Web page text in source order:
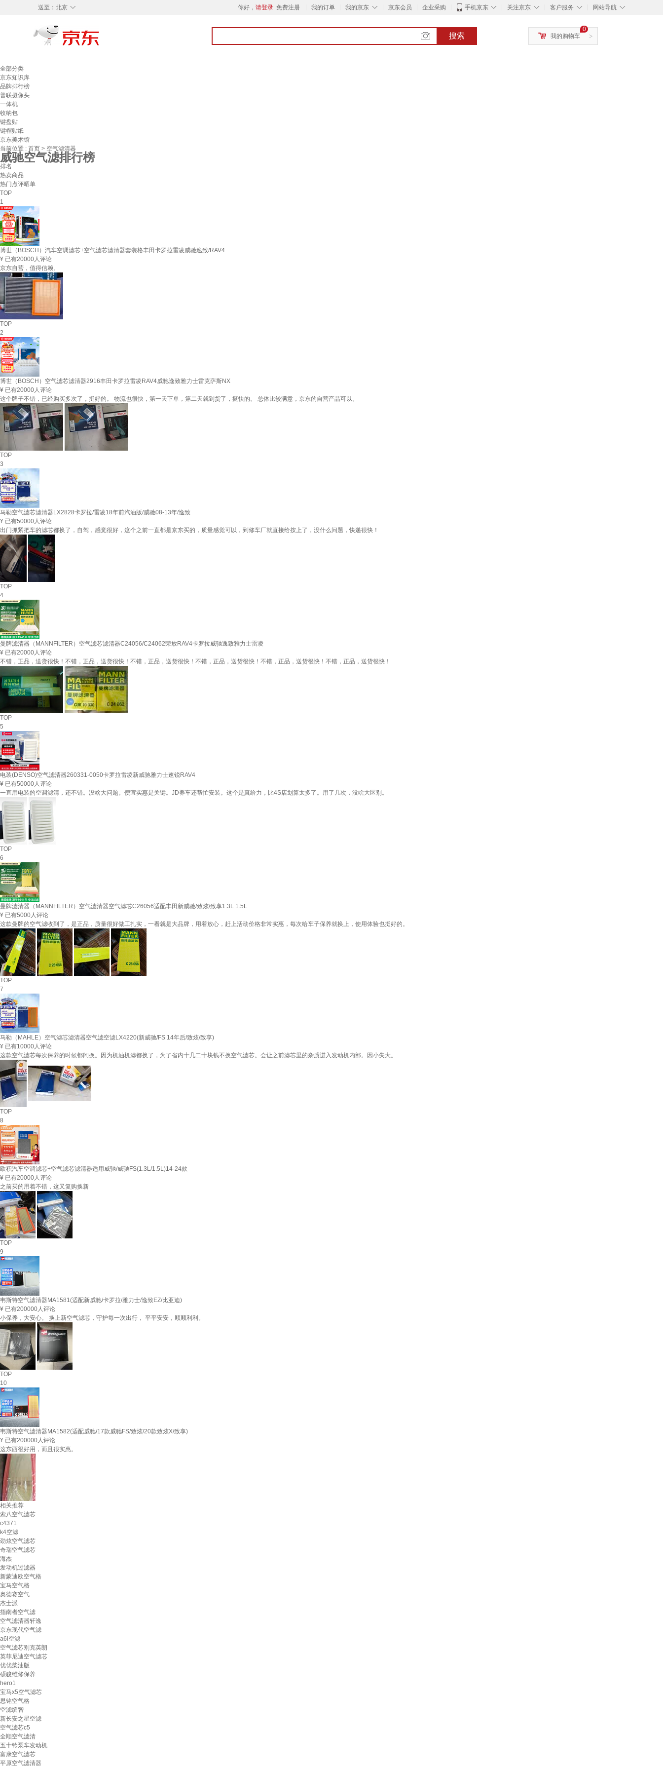
◇
送至： 北京 你好， 请登录 免费注册 我的订单 ◇
我的京东 京东会员 企业采购 ◇
手机京东 ◇
关注京东 ◇
客户服务 ◇
网站导航
搜索 >
0
我的购物车
全部分类
京东知识库
品牌排行榜
普联摄像头
一体机
收纳包
键盘贴
键帽贴纸
京东美术馆
当前位置 : 首页 > 空气滤清器
威驰空气滤排行榜
排名
热卖商品
热门点评晒单
TOP
1
博世（BOSCH）汽车空调滤芯+空气滤芯滤清器套装格丰田卡罗拉雷凌威驰逸致/RAV4
¥ 已有20000人评论
京东自营，值得信赖。
TOP
2
博世（BOSCH）空气滤芯滤清器2916丰田卡罗拉雷凌RAV4威驰逸致雅力士雷克萨斯NX
¥ 已有20000人评论
这个牌子不错，已经购买多次了，挺好的。 物流也很快，第一天下单，第二天就到货了，挺快的。 总体比较满意，京东的自营产品可以。
TOP
3
马勒空气滤芯滤清器LX2828卡罗拉/雷凌18年前汽油版/威驰08-13年/逸致
¥ 已有50000人评论
出门抓紧把车的滤芯都换了，自驾，感觉很好，这个之前一直都是京东买的，质量感觉可以，到修车厂就直接给按上了，没什么问题，快递很快！
TOP
4
曼牌滤清器（MANNFILTER）空气滤芯滤清器C24056/C24062荣放RAV4卡罗拉威驰逸致雅力士雷凌
¥ 已有20000人评论
不错，正品，送货很快！不错，正品，送货很快！不错，正品，送货很快！不错，正品，送货很快！不错，正品，送货很快！不错，正品，送货很快！
TOP
5
电装(DENSO)空气滤清器260331-0050卡罗拉雷凌新威驰雅力士速锐RAV4
¥ 已有50000人评论
一直用电装的空调滤清，还不错。没啥大问题。便宜实惠是关键。JD养车还帮忙安装。这个是真给力，比4S店划算太多了。用了几次，没啥大区别。
TOP
6
曼牌滤清器（MANNFILTER）空气滤清器空气滤芯C26056适配丰田新威驰/致炫/致享1.3L 1.5L
¥ 已有5000人评论
这款曼牌的空气滤收到了，是正品，质量很好做工扎实，一看就是大品牌，用着放心，赶上活动价格非常实惠，每次给车子保养就换上，使用体验也挺好的。
TOP
7
马勒（MAHLE）空气滤芯滤清器空气滤空滤LX4220(新威驰/FS 14年后/致炫/致享)
¥ 已有10000人评论
这款空气滤芯每次保养的时候都闭换。因为机油机滤都换了，为了省内十几二十块钱不换空气滤芯。会让之前滤芯里的杂质进入发动机内部。因小失大。
TOP
8
欧积汽车空调滤芯+空气滤芯滤清器适用威驰/威驰FS(1.3L/1.5L)14-24款
¥ 已有20000人评论
之前买的用着不错，这又复购换新
TOP
9
韦斯特空气滤清器MA1581(适配新威驰/卡罗拉/雅力士/逸致EZ/比亚迪)
¥ 已有200000人评论
小保养，大安心。 换上新空气滤芯，守护每一次出行， 平平安安，顺顺利利。
TOP
10
韦斯特空气滤清器MA1582(适配威驰/17款威驰FS/致炫/20款致炫X/致享)
¥ 已有200000人评论
这东西很好用，而且很实惠。
相关推荐
索八空气滤芯
c4371
k4空滤
劲炫空气滤芯
奇瑞空气滤芯
海杰
发动机过滤器
新蒙迪欧空气格
宝马空气格
奥德赛空气
杰士派
指南者空气滤
空气滤清器轩逸
京东现代空气滤
a6l空滤
空气滤芯别克英朗
英菲尼迪空气滤芯
优优柴油版
硕骏维修保养
hero1
宝马x5空气滤芯
思铭空气格
空滤缤智
新长安之星空滤
空气滤芯c5
全顺空气滤清
五十铃泵车发动机
富康空气滤芯
平原空气滤清器